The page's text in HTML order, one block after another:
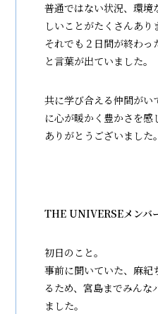
普通ではない状況、環
しいことがたくさんあり
それでも２日間が終わっ
と言葉が出ていました。
共に学び合える仲間がい
に心が暖かく豊かさを感
ありがとうございました。
THE UNIVERSEメンバ
初日のこと。
事前に聞いていた、麻
るため、宮島までみんな
ました。